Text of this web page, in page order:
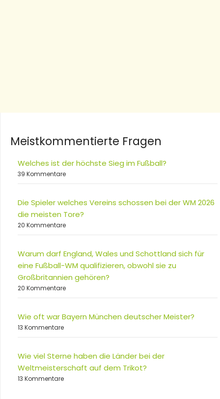
Meistkommentierte Fragen
Welches ist der höchste Sieg im Fußball?
39 Kommentare
Die Spieler welches Vereins schossen bei der WM 2026
die meisten Tore?
20 Kommentare
Warum darf England, Wales und Schottland sich für
eine Fußball-WM qualifizieren, obwohl sie zu
Großbritannien gehören?
20 Kommentare
Wie oft war Bayern München deutscher Meister?
13 Kommentare
Wie viel Sterne haben die Länder bei der
Weltmeisterschaft auf dem Trikot?
13 Kommentare